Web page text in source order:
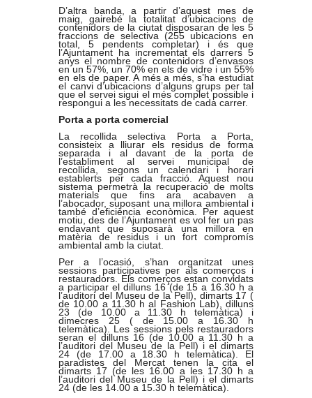
D’altra banda, a partir d’aquest mes de
maig, gairebé la totalitat d’ubicacions de
contenidors de la ciutat disposaran de les 5
fraccions de selectiva (255 ubicacions en
total, 5 pendents completar) i és que
l’Ajuntament ha incrementat els darrers 5
anys el nombre de contenidors d’envasos
en un 57%, un 70% en els de vidre i un 55%
en els de paper. A més a més, s’ha estudiat
el canvi d’ubicacions d’alguns grups per tal
que el servei sigui el més complet possible i
respongui a les necessitats de cada carrer.
Porta a porta comercial
La recollida selectiva Porta a Porta,
consisteix a lliurar els residus de forma
separada i al davant de la porta de
l’establiment al servei municipal de
recollida, segons un calendari i horari
establerts per cada fracció. Aquest nou
sistema permetrà la recuperació de molts
materials que fins ara acabaven a
l’abocador, suposant una millora ambiental i
també d’eficiència econòmica. Per aquest
motiu, des de l’Ajuntament es vol fer un pas
endavant que suposarà una millora en
matèria de residus i un fort compromís
ambiental amb la ciutat.
Per a l’ocasió, s’han organitzat unes
sessions participatives per als comerços i
restauradors. Els comerços estan convidats
a participar el dilluns 16 (de 15 a 16.30 h a
l’auditori del Museu de la Pell), dimarts 17 (
de 10.00 a 11.30 h al Fashion Lab), dilluns
23 (de 10.00 a 11.30 h telemàtica) i
dimecres 25 ( de 15.00 a 16.30 h
telemàtica). Les sessions pels restauradors
seran el dilluns 16 (de 10.00 a 11.30 h a
l’auditori del Museu de la Pell) i el dimarts
24 (de 17.00 a 18.30 h telemàtica). El
paradistes del Mercat tenen la cita el
dimarts 17 (de les 16.00 a les 17.30 h a
l’auditori del Museu de la Pell) i el dimarts
24 (de les 14.00 a 15.30 h telemàtica).